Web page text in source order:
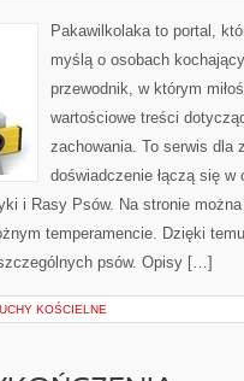
Pakawilkolaka to portal,
myślą o osobach
przewodnik, w którym
wartościowe treści
zachowania. To serwis dla
doświadczenie łączą się
i Rasy Psów. Na stronie
temperamencie. Dzięki
psów. Opisy […]
KOŚCIELNE